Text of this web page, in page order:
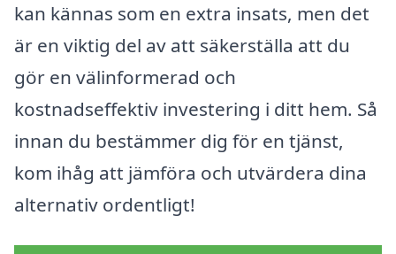
kan kännas som en extra insats, men det
är en viktig del av att säkerställa att du
gör en välinformerad och
kostnadseffektiv investering i ditt hem. Så
innan du bestämmer dig för en tjänst,
kom ihåg att jämföra och utvärdera dina
alternativ ordentligt!